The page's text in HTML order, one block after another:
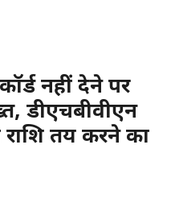
नहीं देने पर
डीएचबीवीएन
तय करने का